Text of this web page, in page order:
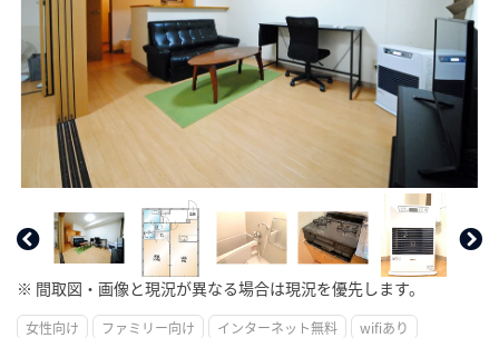
※ 間取図・画像と現況が異なる場合は現況を優先します。
女性向け ファミリー向け インターネット無料
wifiあり